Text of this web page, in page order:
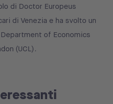
di Doctor Europeus
di Venezia e ha svolto un
of Economics
(UCL).